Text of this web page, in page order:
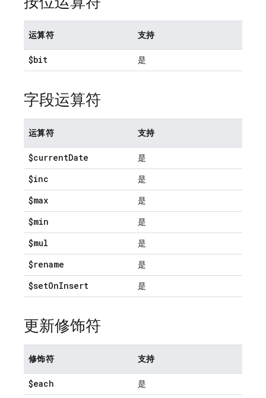
运算符 支持
$bit 是
字段运算符
运算符 支持
$currentDate 是
$inc 是
$max 是
$min 是
$mul 是
$rename 是
$setOnInsert 是
更新修饰符
修饰符 支持
$each 是